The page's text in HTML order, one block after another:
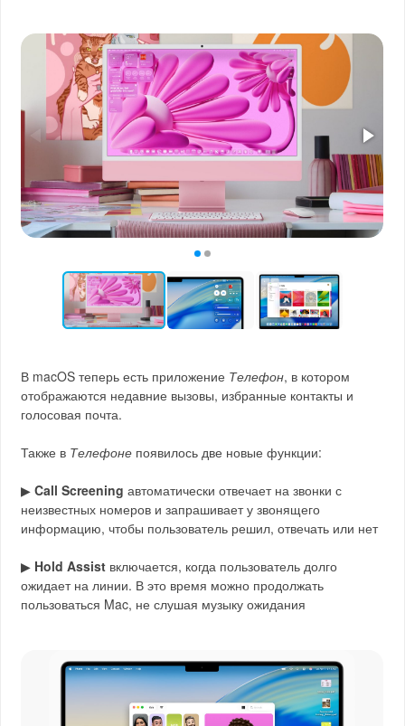
В macOS теперь есть приложение Телефон, в котором
отображаются недавние вызовы, избранные контакты и
голосовая почта.
Также в Телефоне появилось две новые функции:
▶︎Call Screening автоматически отвечает на звонки с
неизвестных номеров и запрашивает у звонящего
информацию, чтобы пользователь решил, отвечать или нет
▶︎ Hold Assist включается, когда пользователь долго
ожидает на линии. В это время можно продолжать
пользоваться Mac, не слушая музыку ожидания